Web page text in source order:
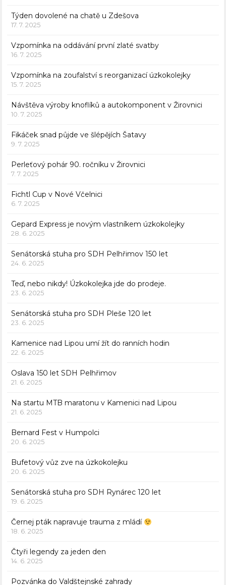
Týden dovolené na chatě u Zdešova
17. 7. 2025
Vzpomínka na oddávání první zlaté svatby
16. 7. 2025
Vzpomínka na zoufalství s reorganizací úzkokolejky
15. 7. 2025
Návštěva výroby knoflíků a autokomponent v Žirovnici
10. 7. 2025
Fikáček snad půjde ve šlépějích Šatavy
9. 7. 2025
Perleťový pohár 90. ročníku v Žirovnici
7. 7. 2025
Fichtl Cup v Nové Včelnici
6. 7. 2025
Gepard Express je novým vlastníkem úzkokolejky
28. 6. 2025
Senátorská stuha pro SDH Pelhřimov 150 let
24. 6. 2025
Teď, nebo nikdy! Úzkokolejka jde do prodeje.
23. 6. 2025
Senátorská stuha pro SDH Pleše 120 let
23. 6. 2025
Kamenice nad Lipou umí žít do ranních hodin
22. 6. 2025
Oslava 150 let SDH Pelhřimov
21. 6. 2025
Na startu MTB maratonu v Kamenici nad Lipou
21. 6. 2025
Bernard Fest v Humpolci
20. 6. 2025
Bufetový vůz zve na úzkokolejku
20. 6. 2025
Senátorská stuha pro SDH Rynárec 120 let
19. 6. 2025
Černej pták napravuje trauma z mládí
18. 6. 2025
Čtyři legendy za jeden den
14. 6. 2025
Pozvánka do Valdštejnské zahrady